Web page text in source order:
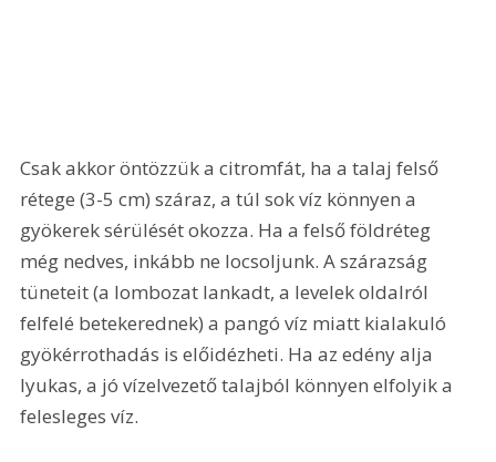
Csak akkor öntözzük a citromfát, ha a talaj felső
rétege (3-5 cm) száraz, a túl sok víz könnyen a
gyökerek sérülését okozza. Ha a felső földréteg
még nedves, inkább ne locsoljunk. A szárazság
tüneteit (a lombozat lankadt, a levelek oldalról
felfelé betekerednek) a pangó víz miatt kialakuló
gyökérrothadás is előidézheti. Ha az edény alja
lyukas, a jó vízelvezető talajból könnyen elfolyik a
felesleges víz.